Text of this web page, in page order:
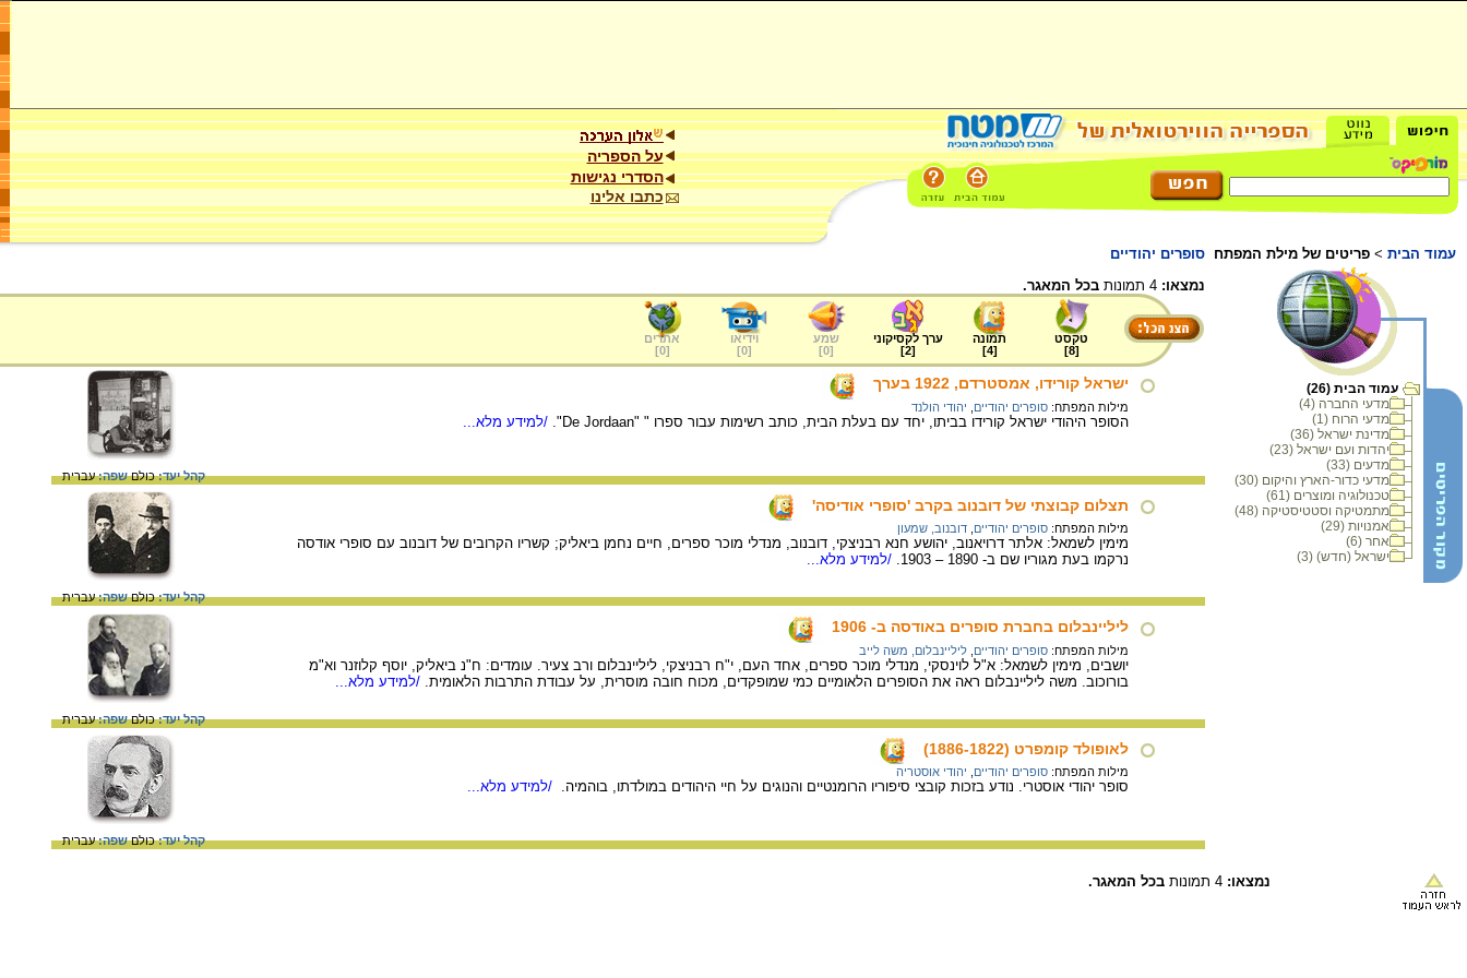
על הספריה
הסדרי נגישות
כתבו אלינו
עמוד הבית > פריטים של מילת המפתח סופרים יהודיים
עמוד הבית (26)
מדעי החברה (4)
מדעי הרוח (1)
מדינת ישראל (36)
יהדות ועם ישראל (23)
מדעים (33)
מדעי כדור-הארץ והיקום (30)
טכנולוגיה ומוצרים (61)
מתמטיקה וסטטיסטיקה (48)
אמנויות (29)
אחר (6)
ישראל (חדש) (3)
נמצאו: בכל המאגר.
טקסט
[
8
]
תמונה
[
4
]
ערך לקסיקוני
[
2
]
שמע
[
0
]
וידיאו
[
0
]
אתרים
[
0
]
ישראל קורידו, אמסטרדם, 1922 בערך
מילות המפתח: סופרים יהודיים יהודי הולנד
הסופר היהודי ישראל קורידו בביתו, יחד עם בעלת הבית, כותב רשימות עבור ספרו " "De Jordaan". /למידע מלא...
קהל יעד:כולםשפה:עברית
תצלום קבוצתי של דובנוב בקרב 'סופרי אודיסה'
מילות המפתח: סופרים יהודיים דובנוב, שמעון
מימין לשמאל: אלתר דרויאנוב, יהושע חנא רבניצקי, דובנוב, מנדלי מוכר ספרים, חיים נחמן ביאליק; קשריו הקרובים של דובנוב עם סופרי אודסה
נרקמו בעת מגוריו שם ב- 1890 – 1903.
/למידע מלא...
קהל יעד:כולםשפה:עברית
ליליינבלום בחברת סופרים באודסה ב- 1906
מילות המפתח: סופרים יהודיים ליליינבלום, משה לייב
יושבים, מימין לשמאל: א"ל לוינסקי, מנדלי מוכר ספרים, אחד העם, י"ח רבניצקי, ליליינבלום ורב צעיר. עומדים: ח"נ ביאליק, יוסף קלוזנר וא"מ
בורוכוב. משה ליליינבלום ראה את הסופרים הלאומיים כמי שמופקדים, מכוח חובה מוסרית, על עבודת התרבות הלאומית. /למידע מלא...
קהל יעד:כולםשפה:עברית
לאופולד קומפרט (1886-1822)
מילות המפתח: סופרים יהודיים יהודי אוסטריה
סופר יהודי אוסטרי. נודע בזכות קובצי סיפוריו הרומנטיים והנוגים על חיי היהודים במולדתו, בוהמיה. /למידע מלא...
קהל יעד:כולםשפה:עברית
נמצאו: בכל המאגר.